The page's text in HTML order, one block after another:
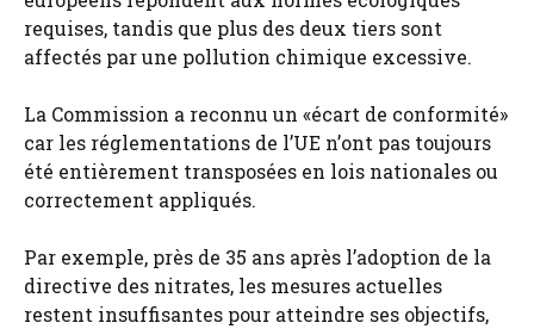
requises, tandis que plus des deux tiers sont
affectés par une pollution chimique excessive.
La Commission a reconnu un «écart de conformité»
car les réglementations de l’UE n’ont pas toujours
été entièrement transposées en lois nationales ou
correctement appliqués.
Par exemple, près de 35 ans après l’adoption de la
directive des nitrates, les mesures actuelles
restent insuffisantes pour atteindre ses objectifs,